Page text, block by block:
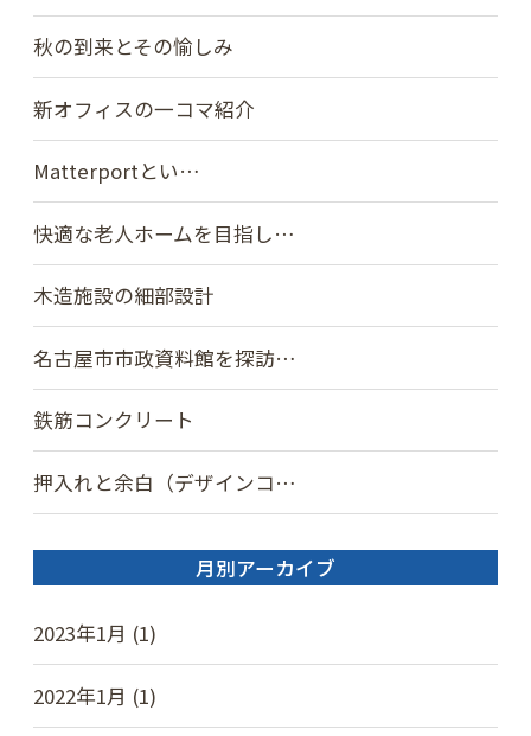
秋の到来とその愉しみ
新オフィスの一コマ紹介
Matterportとい…
快適な老人ホームを目指し…
木造施設の細部設計
名古屋市市政資料館を探訪…
鉄筋コンクリート
押入れと余白（デザインコ…
月別アーカイブ
2023年1月 (1)
2022年1月 (1)